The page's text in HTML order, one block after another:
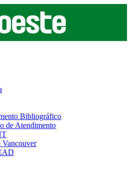
Bibliográfico
de Atendimento